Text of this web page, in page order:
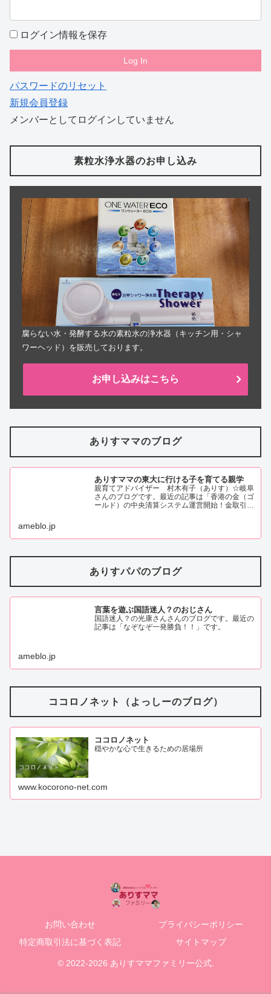
ログイン情報を保存
パスワードのリセット
新規会員登録
メンバーとしてログインしていません
素粒水浄水器のお申し込み
腐らない水・発酵する水の素粒水の浄水器（キッチン用・シャ
ワーヘッド）を販売しております。
お申し込みはこちら
ありすママのブログ
ありすママの東大に行ける子を育てる親学
親育てアドバイザー 村木有子（ありす）☆岐阜
さんのブログです。最近の記事は「香港の金（ゴ
ールド）の中央清算システム運営開始！金取引の
ameblo.jp
ありすパパのブログ
言葉を遊ぶ国語迷人？のおじさん
国語迷人？の光康さんさんのブログです。最近の
記事は「なぞなぞ一発勝負！！」です。
ameblo.jp
ココロノネット（よっしーのブログ）
ココロノネット
穏やかな心で生きるための居場所
www.kocorono-net.com
お問い合わせ
プライバシーポリシー
特定商取引法に基づく表記
サイトマップ
© 2022-2026 ありすママファミリー公式.